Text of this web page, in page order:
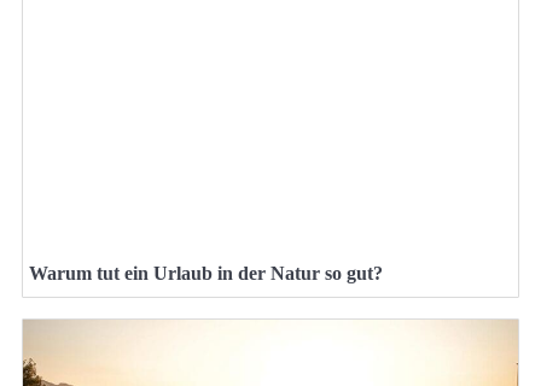
Warum tut ein Urlaub in der Natur so gut?